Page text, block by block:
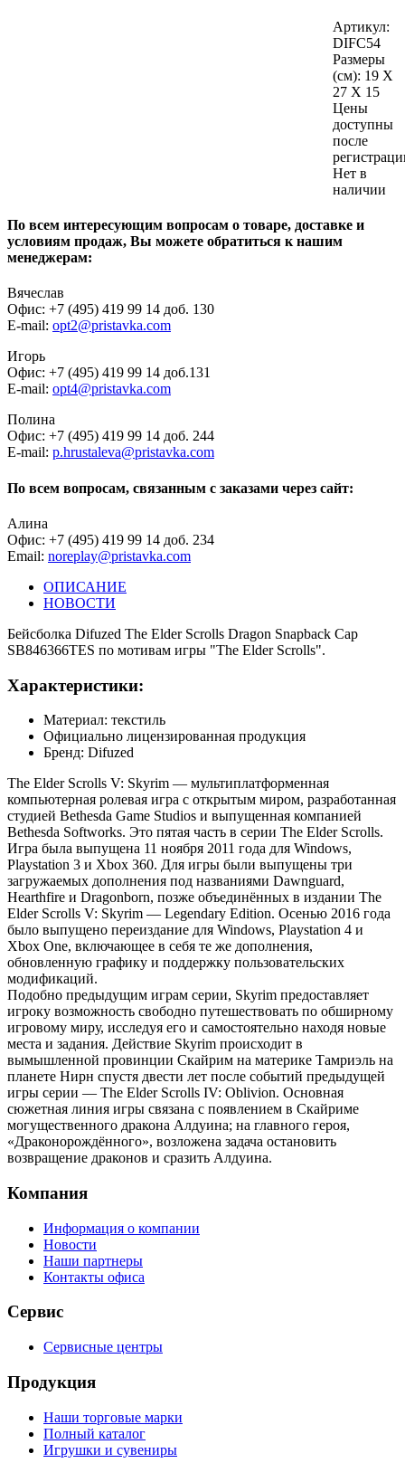
Артикул:
DIFC54
Размеры
(см): 19 X
27 X 15
Цены
доступны
после
Нет в
наличии
По всем интересующим вопросам о товаре, доставке и
условиям продаж, Вы можете обратиться к нашим
менеджерам:
Вячеслав
Офис: +7 (495) 419 99 14 доб. 130
E-mail: opt2@pristavka.com
Игорь
Офис: +7 (495) 419 99 14 доб.131
E-mail: opt4@pristavka.com
Полина
Офис: +7 (495) 419 99 14 доб. 244
E-mail: p.hrustaleva@pristavka.com
По всем вопросам, связанным с заказами через сайт:
Алина
Офис: +7 (495) 419 99 14 доб. 234
Email: noreplay@pristavka.com
ОПИСАНИЕ
НОВОСТИ
Бейсболка Difuzed The Elder Scrolls Dragon Snapback Cap
SB846366TES по мотивам игры "The Elder Scrolls".
Характеристики:
Материал: текстиль
Официально лицензированная продукция
Бренд: Difuzed
The Elder Scrolls V: Skyrim — мультиплатформенная
компьютерная ролевая игра с открытым миром, разработанная
студией Bethesda Game Studios и выпущенная компанией
Bethesda Softworks. Это пятая часть в серии The Elder Scrolls.
Игра была выпущена 11 ноября 2011 года для Windows,
Playstation 3 и Xbox 360. Для игры были выпущены три
загружаемых дополнения под названиями Dawnguard,
Hearthfire и Dragonborn, позже объединённых в издании The
Elder Scrolls V: Skyrim — Legendary Edition. Осенью 2016 года
было выпущено переиздание для Windows, Playstation 4 и
Xbox One, включающее в себя те же дополнения,
обновленную графику и поддержку пользовательских
модификаций.
Подобно предыдущим играм серии, Skyrim предоставляет
игроку возможность свободно путешествовать по обширному
игровому миру, исследуя его и самостоятельно находя новые
места и задания. Действие Skyrim происходит в
вымышленной провинции Скайрим на материке Тамриэль на
планете Нирн спустя двести лет после событий предыдущей
игры серии — The Elder Scrolls IV: Oblivion. Основная
сюжетная линия игры связана с появлением в Скайриме
могущественного дракона Алдуина; на главного героя,
«Драконорождённого», возложена задача остановить
возвращение драконов и сразить Алдуина.
Компания
Информация о компании
Новости
Наши партнеры
Контакты офиса
Сервис
Сервисные центры
Продукция
Наши торговые марки
Полный каталог
Игрушки и сувениры